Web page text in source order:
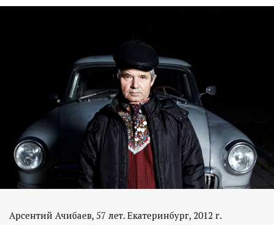
Арсентий Ачибаев, 57 лет. Екатеринбург, 2012 г.